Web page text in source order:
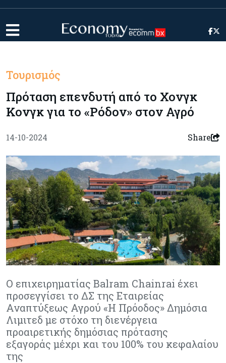
Τουρισμός
Πρόταση επενδυτή από το Χονγκ
Κονγκ για το «Ρόδον» στον Αγρό
14-10-2024 Share
Ο επιχειρηματίας Balram Chainrai έχει
προσεγγίσει το ΔΣ της Εταιρείας
Αναπτύξεως Αγρού «Η Πρόοδος» Δημόσια
Λιμιτεδ με στόχο τη διενέργεια
προαιρετικής δημόσιας πρότασης
εξαγοράς μέχρι και του 100% τoυ κεφαλαίου
της